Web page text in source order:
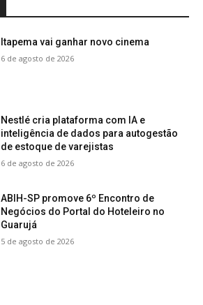
Itapema vai ganhar novo cinema
6 de agosto de 2026
Nestlé cria plataforma com IA e
inteligência de dados para autogestão
de estoque de varejistas
6 de agosto de 2026
ABIH-SP promove 6º Encontro de
Negócios do Portal do Hoteleiro no
Guarujá
5 de agosto de 2026